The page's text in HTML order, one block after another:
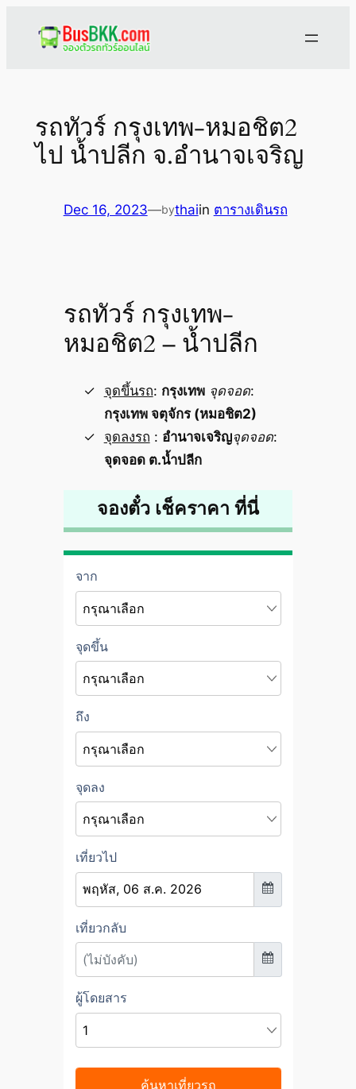
รถทัวร์ กรุงเทพ-หมอชิต2
ไป น้ำปลีก จ.อำนาจเจริญ
Dec 16, 2023—bythaiin ตารางเดินรถ
รถทัวร์ กรุงเทพ-
หมอชิต2 – น้ำปลีก
จุดขึ้นรถ: กรุงเทพ จุดจอด:
กรุงเทพ จตุจักร (หมอชิต2)
จุดลงรถ : อำนาจเจริญจุดจอด:
จุดจอด ต.น้ำปลีก
จองตั๋ว เช็คราคา ที่นี่